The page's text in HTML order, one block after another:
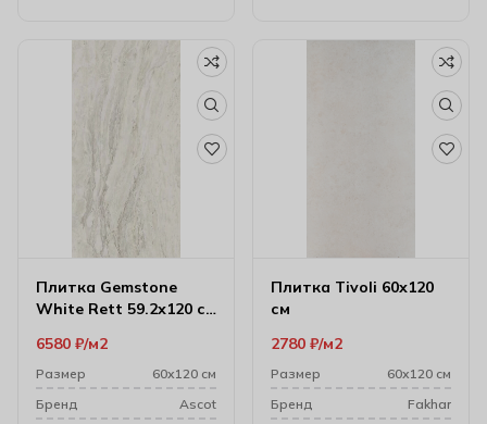
Плитка Gemstone
White Rett 59.2х120 см
6580 ₽ м2
Размер
60х120 см
Бренд
Ascot
Плитка Tivoli 60х120
см
2780 ₽ м2
Размер
60х120 см
Бренд
Fakhar